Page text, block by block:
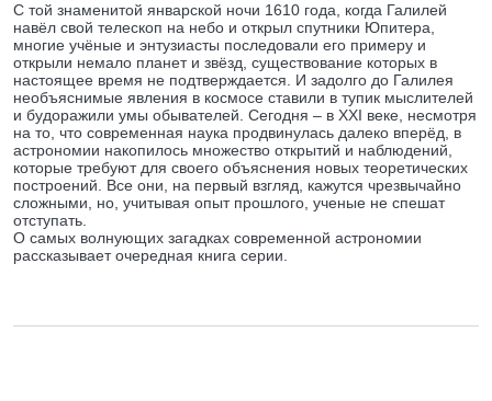
С той знаменитой январской ночи 1610 года, когда Галилей
навёл свой телескоп на небо и открыл спутники Юпитера,
многие учёные и энтузиасты последовали его примеру и
открыли немало планет и звёзд, существование которых в
настоящее время не подтверждается. И задолго до Галилея
необъяснимые явления в космосе ставили в тупик мыслителей
и будоражили умы обывателей. Сегодня – в XXI веке, несмотря
на то, что современная наука продвинулась далеко вперёд, в
астрономии накопилось множество открытий и наблюдений,
которые требуют для своего объяснения новых теоретических
построений. Все они, на первый взгляд, кажутся чрезвычайно
сложными, но, учитывая опыт прошлого, ученые не спешат
отступать.
О самых волнующих загадках современной астрономии
рассказывает очередная книга серии.